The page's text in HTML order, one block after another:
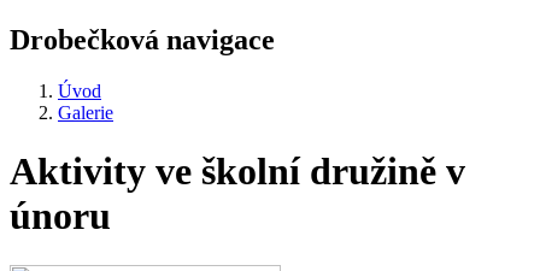
Drobečková navigace
Úvod
Galerie
Aktivity ve školní družině v
únoru